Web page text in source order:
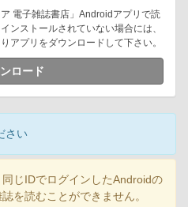
電子雑誌書店」Androidアプリで読
ンストールされていない場合には、
アプリをダウンロードして下さい。
ロード
さい
じIDでログインしたAndroidの
を読むことができません。